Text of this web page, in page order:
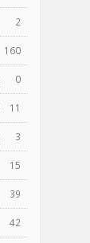
2
160
0
11
3
15
39
42